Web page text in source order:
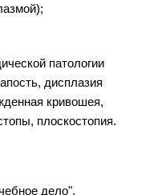
патологии
дисплазия
кривошея,
плоскостопия.
дело",